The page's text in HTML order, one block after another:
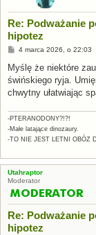
Re: Podważanie
hipotez
P
s
t
4 marca 2026, o 22:03
Myślę że niektóre
świńskiego ryja.
chwytny ułatwiając
-PTERANODONY?!?!
-Małe latające dinozaury.
-TO NIE JEST LETNI OBÓZ
Utahraptor
Moderator
Re: Podważanie
hipotez